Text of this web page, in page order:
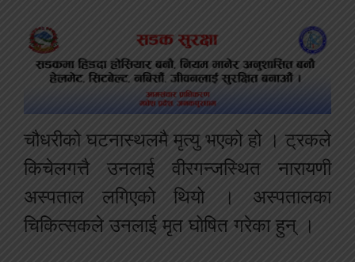
चौधरीको घटनास्थलमै मृत्यु भएको हो । ट्रकले
किचेलगत्तै उनलाई वीरगन्जस्थित नारायणी
अस्पताल लगिएको थियो । अस्पतालका
चिकित्सकले उनलाई मृत घोषित गरेका हुन् ।